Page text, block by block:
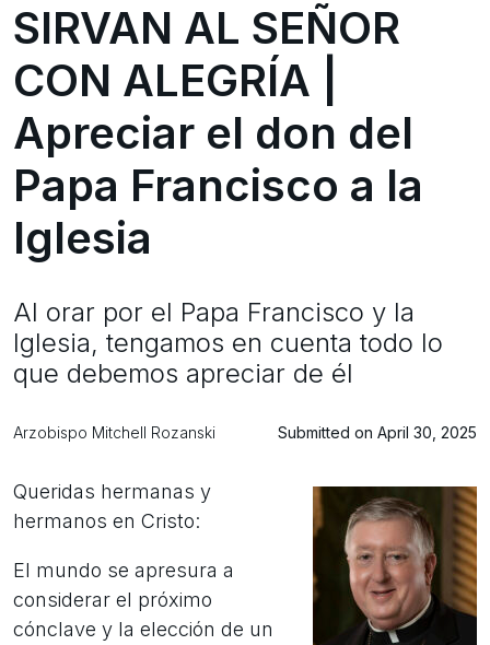
SIRVAN AL SEÑOR
CON ALEGRÍA |
Apreciar el don del
Papa Francisco a la
Iglesia
Al orar por el Papa Francisco y la
Iglesia, tengamos en cuenta todo lo
que debemos apreciar de él
Arzobispo Mitchell Rozanski Submitted on April 30, 2025
Queridas hermanas y
hermanos en Cristo:
El mundo se apresura a
considerar el próximo
cónclave y la elección de un